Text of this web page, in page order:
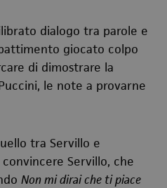
dialogo tra parole e
giocato colpo
di dimostrare la
le note a provarne
tra Servillo e
convincere Servillo, che
Non mi dirai che ti piace